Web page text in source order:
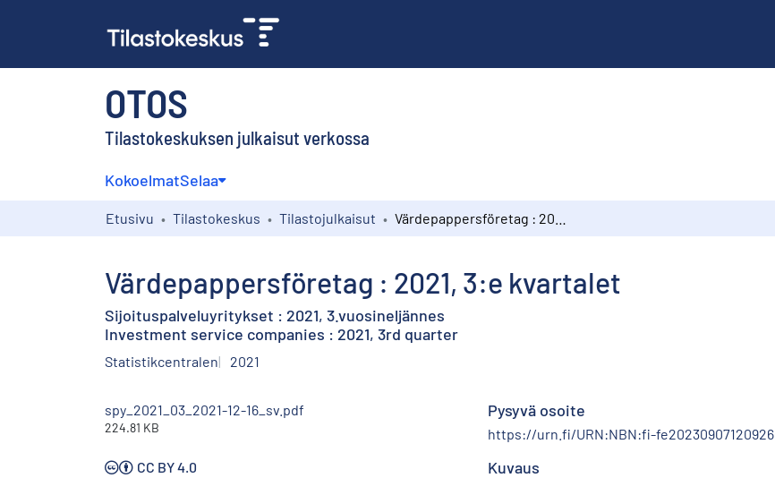
OTOS
Tilastokeskuksen julkaisut verkossa
KokoelmatSelaa
Etusivu Tilastokeskus Tilastojulkaisut
Värdepappersföretag : 2021, 3:e kvartalet
Sijoituspalveluyritykset : 2021, 3.vuosineljännes
Investment service companies : 2021, 3rd quarter
Statistikcentralen 2021
spy_2021_03_2021-12-16_sv.pdf
224.81 KB
CC BY 4.0
Pysyvä osoite
https://urn.fi/URN:NBN:fi-fe20230907120926
Kuvaus